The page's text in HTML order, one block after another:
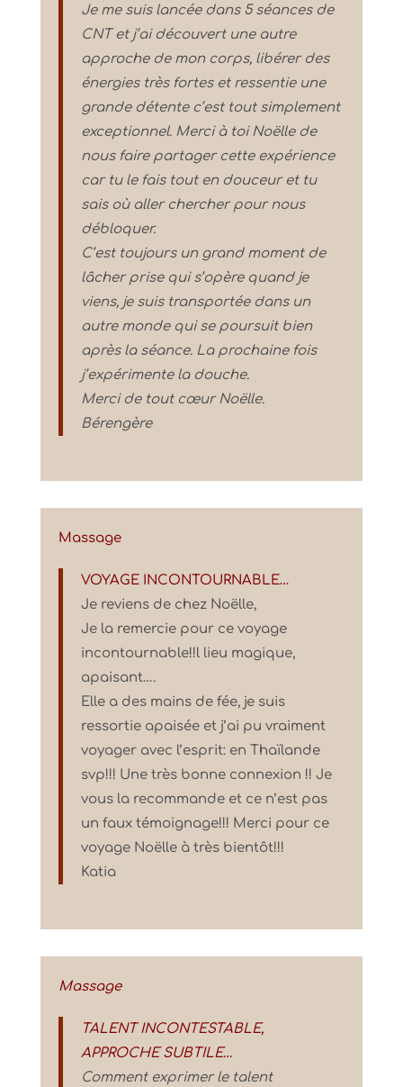
Je me suis lancée dans 5 séances de
CNT et j’ai découvert une autre
approche de mon corps, libérer des
énergies très fortes et ressentie une
grande détente c’est tout simplement
exceptionnel. Merci à toi Noëlle de
nous faire partager cette expérience
car tu le fais tout en douceur et tu
sais où aller chercher pour nous
débloquer.
C’est toujours un grand moment de
lâcher prise qui s’opère quand je
viens, je suis transportée dans un
autre monde qui se poursuit bien
après la séance. La prochaine fois
j’expérimente la douche.
Merci de tout cœur Noëlle.
Bérengère
Massage
VOYAGE INCONTOURNABLE…
Je reviens de chez Noëlle,
Je la remercie pour ce voyage
incontournable!!l lieu magique,
apaisant….
Elle a des mains de fée, je suis
ressortie apaisée et j’ai pu vraiment
voyager avec l’esprit: en Thaïlande
svp!!! Une très bonne connexion !! Je
vous la recommande et ce n’est pas
un faux témoignage!!! Merci pour ce
voyage Noëlle à très bientôt!!!
Katia
Massage
TALENT INCONTESTABLE,
APPROCHE SUBTILE…
Comment exprimer le talent